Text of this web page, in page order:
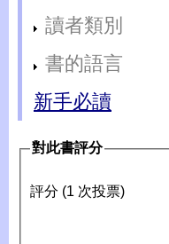
讀者類別
書的語言
新手必讀
對此書評分
評分 (1 次投票)